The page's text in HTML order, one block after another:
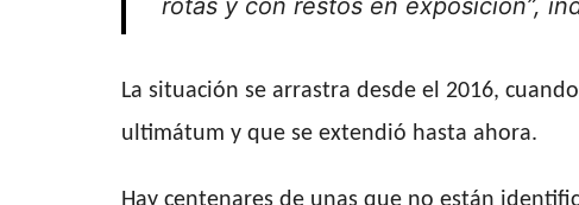
La situación se arrastra desde el 2016,
ultimátum y que se extendió hasta ahora.
Hay centenares de unas que no están